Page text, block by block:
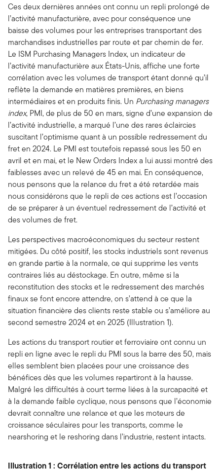
Ces deux dernières années ont connu un repli prolongé de
l’activité manufacturière, avec pour conséquence une
baisse des volumes pour les entreprises transportant des
marchandises industrielles par route et par chemin de fer.
Le ISM Purchasing Managers Index, un indicateur de
l’activité manufacturière aux États-Unis, affiche une forte
corrélation avec les volumes de transport étant donné qu’il
reflète la demande en matières premières, en biens
intermédiaires et en produits finis. Un Purchasing managers
index, PMI, de plus de 50 en mars, signe d’une expansion de
l’activité industrielle, a marqué l’une des rares éclaircies
suscitant l’optimisme quant à un possible redressement du
fret en 2024. Le PMI est toutefois repassé sous les 50 en
avril et en mai, et le New Orders Index a lui aussi montré des
faiblesses avec un relevé de 45 en mai. En conséquence,
nous pensons que la relance du fret a été retardée mais
nous considérons que le repli de ces actions est l’occasion
de se préparer à un éventuel redressement de l’activité et
des volumes de fret.
Les perspectives macroéconomiques du secteur restent
mitigées. Du côté positif, les stocks industriels sont revenus
en grande partie à la normale, ce qui supprime les vents
contraires liés au déstockage. En outre, même si la
reconstitution des stocks et le redressement des marchés
finaux se font encore attendre, on s’attend à ce que la
situation financière des clients reste stable ou s’améliore au
second semestre 2024 et en 2025 (Illustration 1).
Les actions du transport routier et ferroviaire ont connu un
repli en ligne avec le repli du PMI sous la barre des 50, mais
elles semblent bien placées pour une croissance des
bénéfices dès que les volumes repartiront à la hausse.
Malgré les difficultés à court terme liées à la surcapacité et
à la demande faible cyclique, nous pensons que l’économie
devrait connaître une relance et que les moteurs de
croissance séculaires pour les transports, comme le
nearshoring et le reshoring dans l’industrie, restent intacts.
Illustration 1 : Corrélation entre les actions du transport